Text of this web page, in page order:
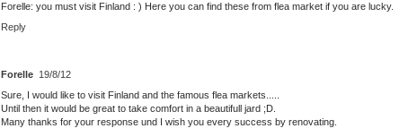
Forelle: you must visit Finland : ) Here you can find these from flea market if you are lucky.
Reply
Forelle 19/8/12
Sure, I would like to visit Finland and the famous flea markets.....
Until then it would be great to take comfort in a beautifull jard ;D.
Many thanks for your response und I wish you every success by renovating.